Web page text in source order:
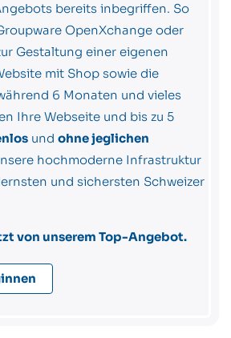
bereits inbegriffen. So
OpenXchange oder
Gestaltung einer eigenen
mit Shop sowie die
6 Monaten und vieles
Ihre Webseite und bis zu 5
und ohne jeglichen
hochmoderne Infrastruktur
und sichersten Schweizer
von unserem Top-Angebot.